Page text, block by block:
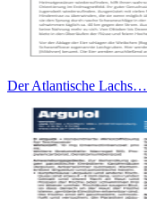
Der Atlantische Lachs…